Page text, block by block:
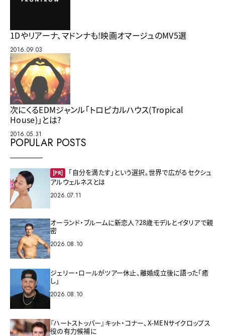
1Dやリアーナ、マドンナも!映画オマージュのMV5選
2016.09.03
次にくるEDMジャンル「トロピカルハウス(Tropical
House)」とは?
2016.05.31
POPULAR POSTS
[PR]
「自分を満たす」という選択。世界で広がるセクシュ
アルウェルネスとは
2026.07.11
オーランド・ブルームに新恋人？28歳モデルとイタリアで親
密
2026.08.10
ジェリー・ロールがツアー休止、離婚成立後に語った「癒
し」
2026.08.10
『ハートストッパー』キット・コナー、X-MENサイクロップス
役の有力候補に